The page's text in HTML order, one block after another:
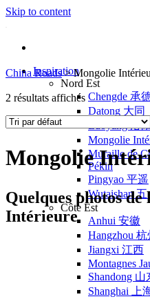
Skip to content
Inspiration
Nord Est
Chengde 承
Datong 大同
Luoyang 洛阳
Mongolie
Muraille de
Pékin
Pingyao 平遥
Wutaishan
Côte Est
Anhui 安徽
Hangzhou 杭
Jiangxi 江西
Montagnes
Shandong 山
Shanghai 上
China Roads > Mongolie
2 résultats affichés
Mongolie
Quelques photos
Intérieure